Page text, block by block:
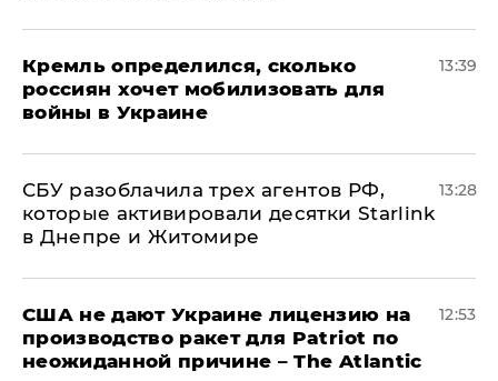
Кремль определился, сколько
россиян хочет мобилизовать для
войны в Украине
13:39
СБУ разоблачила трех агентов РФ,
которые активировали десятки Starlink
в Днепре и Житомире
13:28
США не дают Украине лицензию на
производство ракет для Patriot по
неожиданной причине – The Atlantic
12:53